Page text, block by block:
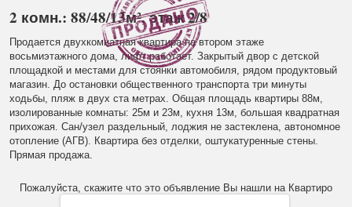
2 комн.: 88/48/13м², этаж 2/8
Продается двухкомнатная квартира на втором этаже
восьмиэтажного дома, лифт работает. Закрытый двор с детской
площадкой и местами для стоянки автомобиля, рядом продуктовый
магазин. До остановки общественного транспорта три минуты
ходьбы, пляж в двух ста метрах. Общая площадь квартиры 88м,
изолированные комнаты: 25м и 23м, кухня 13м, большая квадратная
прихожая. Сан/узел раздельный, лоджия не застеклена, автономное
отопление (АГВ). Квартира без отделки, оштукатуренные стены.
Прямая продажа.
Пожалуйста, скажите что это объявление Вы нашли на Квартиро